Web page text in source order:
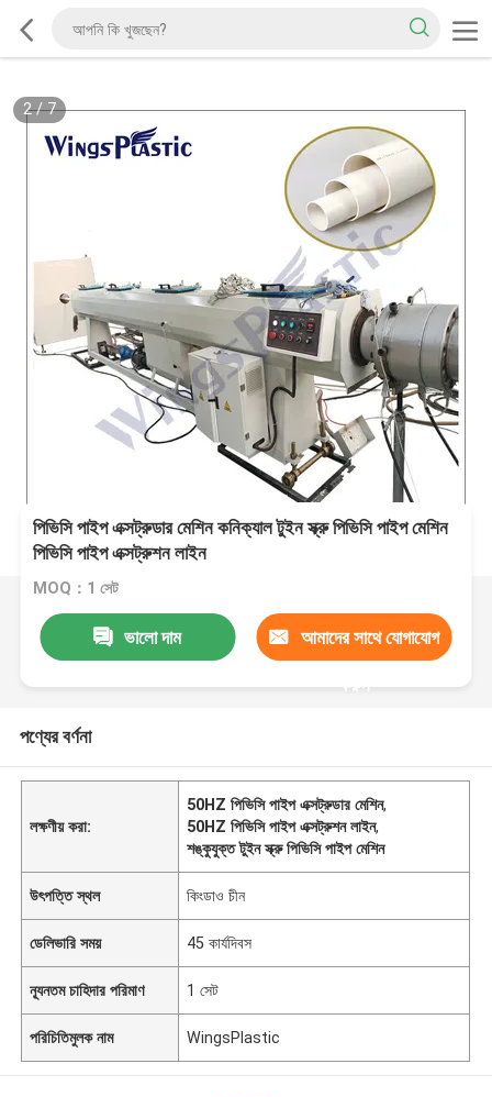
2/7
পিভিসি পাইপ এক্সট্রুডার মেশিন কনিক্যাল টুইন স্ক্রু পিভিসি পাইপ মেশিন
পিভিসি পাইপ এক্সট্রুশন লাইন
MOQ：1 সেট
ভালো দাম আমাদের সাথে যোগাযোগ
করুন
পণ্যের বর্ণনা
লক্ষণীয় করা:
50HZ পিভিসি পাইপ এক্সট্রুডার মেশিন,
50HZ পিভিসি পাইপ এক্সট্রুশন লাইন,
শঙ্কুযুক্ত টুইন স্ক্রু পিভিসি পাইপ মেশিন
উৎপত্তি স্থল কিংডাও চীন
ডেলিভারি সময় 45 কার্যদিবস
ন্যূনতম চাহিদার পরিমাণ 1 সেট
পরিচিতিমুলক নাম WingsPlastic